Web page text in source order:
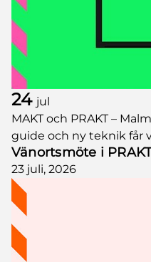
24 jul
MAKT och PRAKT –
guide och ny teknik får
Vänortsmöte i
23 juli, 2026